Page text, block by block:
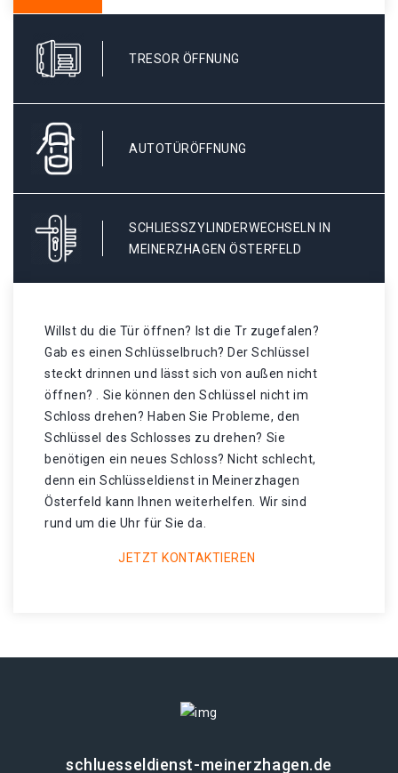
TRESOR ÖFFNUNG
AUTOTÜRÖFFNUNG
SCHLIESSZYLINDERWECHSELN IN M
EINERZHAGEN ÖSTERFELD
Willst du die Tür öffnen? Ist die Tr zugefalen?
Gab es einen Schlüsselbruch? Der Schlüssel
steckt drinnen und lässt sich von außen nicht
öffnen? . Sie können den Schlüssel nicht im
Schloss drehen? Haben Sie Probleme, den
Schlüssel des Schlosses zu drehen? Sie
benötigen ein neues Schloss? Nicht schlecht,
denn ein Schlüsseldienst in Meinerzhagen
Österfeld kann Ihnen weiterhelfen. Wir sind
rund um die Uhr für Sie da.
JETZT KONTAKTIEREN
schluesseldienst-meinerzhagen.de